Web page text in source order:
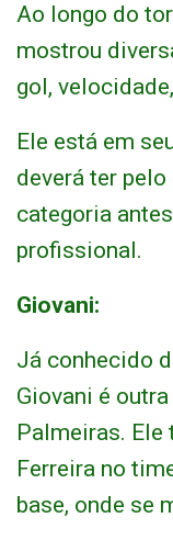
Ao longo do
mostrou
gol,
Ele está em
deverá ter
categoria
profissional.
Giovani:
Já conhecido
Giovani é
Palmeiras. Ele
Ferreira no
base, onde se